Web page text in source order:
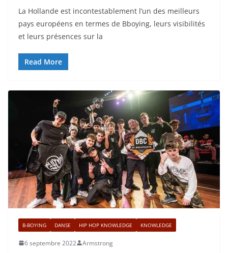
La Hollande est incontestablement l’un des meilleurs
pays européens en termes de Bboying, leurs visibilités
et leurs présences sur la
Read More
B-BOYING DANSE HIP HOP KNOWLEDGE KNOWLEDGE
6 septembre 2022 Armstrong